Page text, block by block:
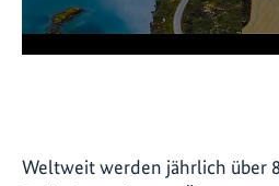
Weltweit werden jährlich über